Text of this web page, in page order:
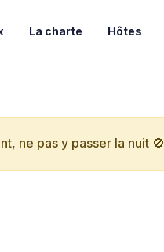
La charte Hôtes
ne pas y passer la nuit 🚫